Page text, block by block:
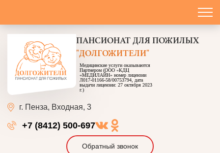
ПАНСИОНАТ ДЛЯ ПОЖИЛЫХ
"ДОЛГОЖИТЕЛИ"
Медицинские услуги оказываются
Партнером (ООО «КДЦ
«МЕДИЛАЙН» номер лицензии
Л017-01166-58/00753794, дата
выдачи лицензии: 27 октября 2023
г.)
г. Пенза, Входная, 3
+7 (8412) 500-697
Обратный звонок